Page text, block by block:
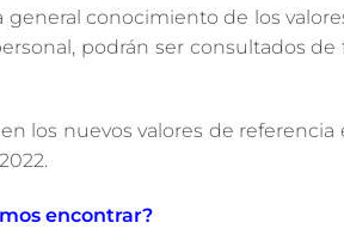
general conocimiento de los
podrán ser consultados
los nuevos valores de
encontrar?